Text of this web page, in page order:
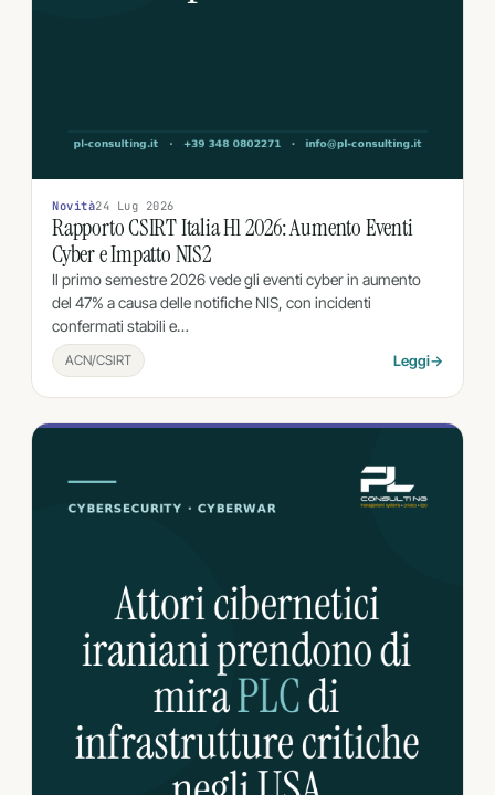
Novità24 Lug 2026
Rapporto CSIRT Italia H1 2026: Aumento Eventi
Cyber e Impatto NIS2
Il primo semestre 2026 vede gli eventi cyber in aumento
del 47% a causa delle notifiche NIS, con incidenti
confermati stabili e…
ACN/CSIRT Leggi→